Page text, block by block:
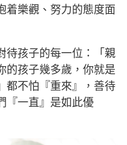
着樂觀、努力的態度面
待孩子的每一位：「親
的孩子幾多歲，你就是
都不怕『重來』，善待
『一直』是如此優